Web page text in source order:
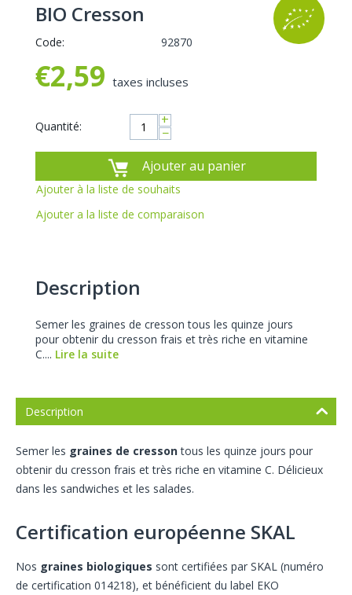
BIO Cresson
Code: 92870
€2,59 taxes incluses
Quantité: +
−
Ajouter au panier
Ajouter à la liste de souhaits
Ajouter a la liste de comparaison
Description
Semer les graines de cresson tous les quinze jours
pour obtenir du cresson frais et très riche en vitamine
C.... Lire la suite
Description
Semer les graines de cressontous les quinze jours pour
obtenir du cresson frais et très riche en vitamine C. Délicieux
dans les sandwiches et les salades.
Certification européenne SKAL
Nos graines biologiques sont certifiées par SKAL (numéro
de certification 014218), et bénéficient du label EKO